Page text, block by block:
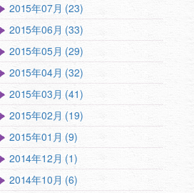
2015年07月 (23)
2015年06月 (33)
2015年05月 (29)
2015年04月 (32)
2015年03月 (41)
2015年02月 (19)
2015年01月 (9)
2014年12月 (1)
2014年10月 (6)